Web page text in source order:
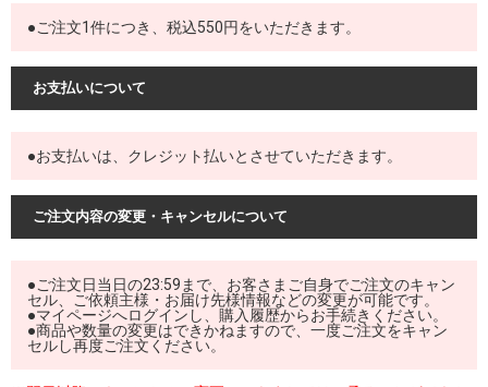
●ご注文1件につき、税込550円をいただきます。
お支払いについて
●お支払いは、クレジット払いとさせていただきます。
ご注文内容の変更・キャンセルについて
●ご注文日当日の23:59まで、お客さまご自身でご注文のキャン
セル、ご依頼主様・お届け先様情報などの変更が可能です。
●マイページへログインし、購入履歴からお手続きください。
●商品や数量の変更はできかねますので、一度ご注文をキャン
セルし再度ご注文ください。